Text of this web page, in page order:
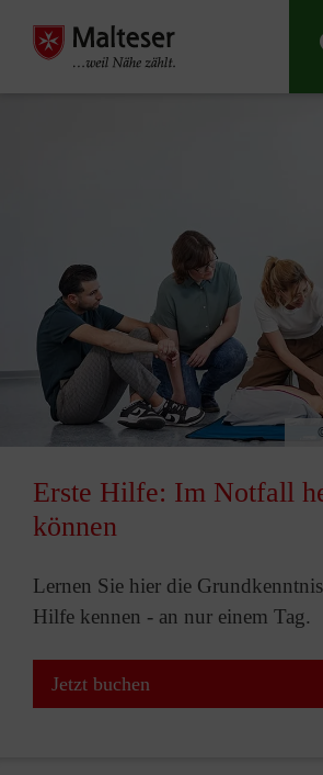
Erste Hilfe: Im Notfall
können
Lernen Sie hier die
Hilfe kennen - an nur einem Tag.
Jetzt buchen